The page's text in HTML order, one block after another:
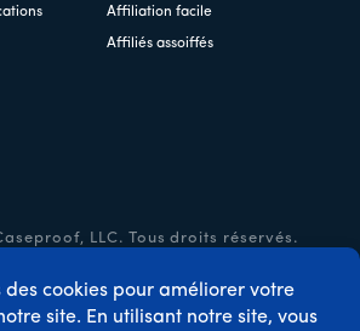
Affiliation facile
Affiliés assoiffés
LLC. Tous droits réservés.
/ Remboursements
Conditions
Divulgation de la FTC
Code